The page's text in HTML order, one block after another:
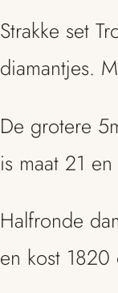
Strakke set
diamantjes.
De grotere
is maat 21
Halfronde
en kost 1820